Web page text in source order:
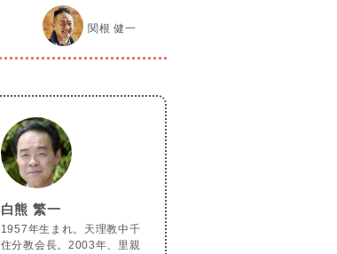
関根 健一
白熊 繁一
1957年生まれ。天理教中千
住分教会長。2003年、里親